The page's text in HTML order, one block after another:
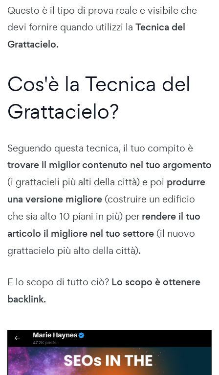
Questo è il tipo di prova reale e visibile che
devi fornire quando utilizzi la Tecnica del
Grattacielo.
Cos'è la Tecnica del
Grattacielo?
Seguendo questa tecnica, il tuo compito è
trovare il miglior contenuto nel tuo argomento
(i grattacieli più alti della città) e poi produrre
una versione migliore (costruire un edificio
che sia alto 10 piani in più) perrendere il tuo
articolo il migliore nel tuo settore (il nuovo
grattacielo più alto della città).
E lo scopo di tutto ciò? Lo scopo è ottenere
backlink.